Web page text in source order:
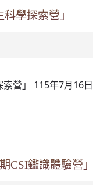
學探索營」
營」 115年7月16
CSI鑑識體驗營